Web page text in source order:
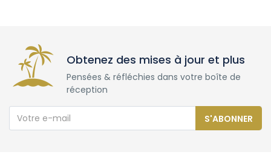
Obtenez des mises à jour et plus
Pensées & réfléchies dans votre boîte de
réception
S'ABONNER